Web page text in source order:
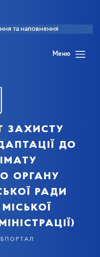
та наповнення
Меню
захисту
до
органу
ради